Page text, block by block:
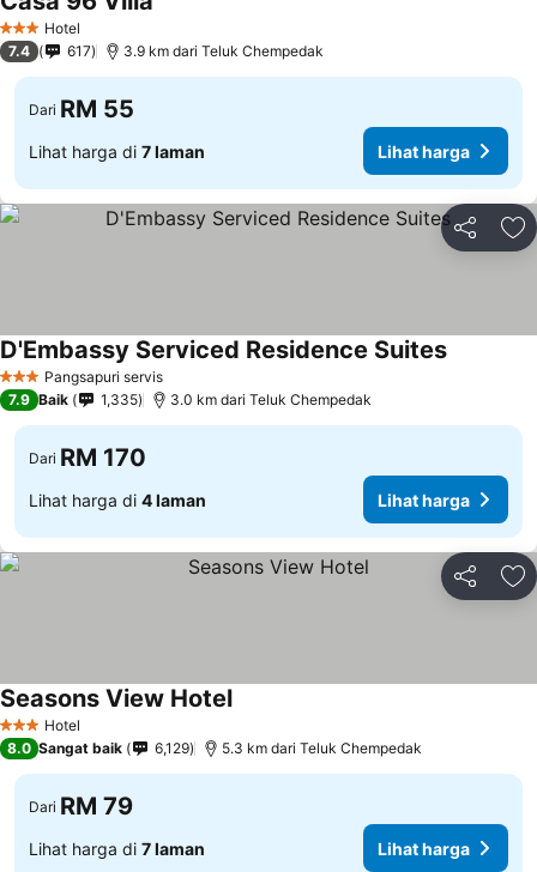
3 BintangHotel
7.4 617 3.9 km dari Teluk Chempedak
Dari RM 55
Lihat harga di 7 laman Lihat harga
Kongsi
3 BintangPangsapuri servis
D'Embassy Serviced Residence SuitesLihat
7.9 Baik 1,335 3.0 km dari Teluk Chempedak
Dari RM 170
Lihat harga di 4 laman Lihat harga
Kongsi
3 BintangHotel
Seasons View HotelLihat harga
8.0 Sangat baik 6,129 5.3 km dari Teluk Chempedak
Dari RM 79
Lihat harga di 7 laman Lihat harga